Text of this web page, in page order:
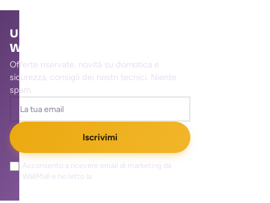
Unisciti alla community
WallMall
Offerte riservate, novità su domotica e
sicurezza, consigli dei nostri tecnici. Niente
spam.
Iscrivimi
Acconsento a ricevere email di marketing da
WallMall e ho letto la
.